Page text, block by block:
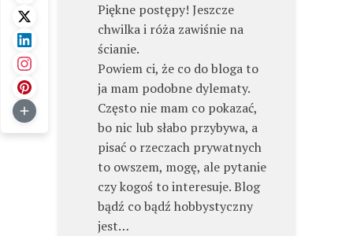
Piękne postępy! Jeszcze
chwilka i róża zawiśnie na
ścianie.
Powiem ci, że co do bloga to
ja mam podobne dylematy.
Często nie mam co pokazać,
bo nic lub słabo przybywa, a
pisać o rzeczach prywatnych
to owszem, mogę, ale pytanie
czy kogoś to interesuje. Blog
bądź co bądź hobbystyczny
jest…